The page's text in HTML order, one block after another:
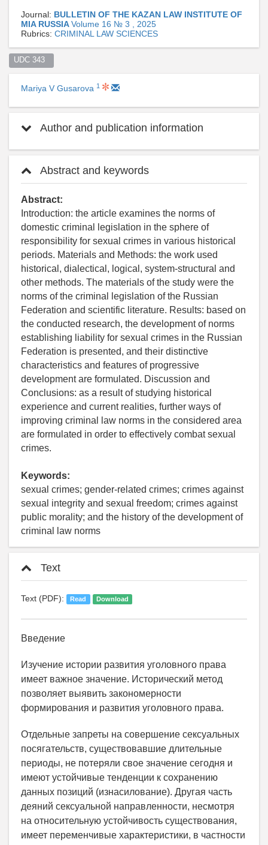
Journal: BULLETIN OF THE KAZAN LAW INSTITUTE OF
MIA RUSSIAVolume 16 № 3 , 2025
Rubrics: CRIMINAL LAW SCIENCES
UDC 343
Mariya V Gusarova 1
Author and publication information
Abstract and keywords
Abstract:
Introduction: the article examines the norms of
domestic criminal legislation in the sphere of
responsibility for sexual crimes in various historical
periods. Materials and Methods: the work used
historical, dialectical, logical, system-structural and
other methods. The materials of the study were the
norms of the criminal legislation of the Russian
Federation and scientific literature. Results: based on
the conducted research, the development of norms
establishing liability for sexual crimes in the Russian
Federation is presented, and their distinctive
characteristics and features of progressive
development are formulated. Discussion and
Conclusions: as a result of studying historical
experience and current realities, further ways of
improving criminal law norms in the considered area
are formulated in order to effectively combat sexual
crimes.
Keywords:
sexual crimes; gender-related crimes; crimes against
sexual integrity and sexual freedom; crimes against
public morality; and the history of the development of
criminal law norms
Text
Text (PDF): Read Download
Введение
Изучение истории развития уголовного права
имеет важное значение. Исторический метод
позволяет выявить закономерности
формирования и развития уголовного права.
Отдельные запреты на совершение сексуальных
посягательств, существовавшие длительные
периоды, не потеряли свое значение сегодня и
имеют устойчивые тенденции к сохранению
данных позиций (изнасилование). Другая часть
деяний сексуальной направленности, несмотря
на относительную устойчивость существования,
имеет переменчивые характеристики, в частности